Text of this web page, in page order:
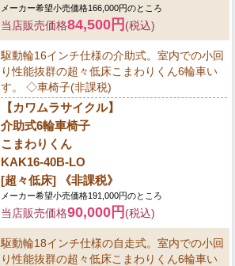
メーカー希望小売価格166,000円のところ
当店販売価格84,500円 (税込)
駆動輪16インチ仕様の介助式。室内での小回
り性能抜群の超々低床こまわりくん6輪車い
す。 ◇車椅子(非課税)
【カワムラサイクル】
介助式6輪車椅子
こまわりくん
KAK16-40B-LO
[超々低床] 《非課税》
メーカー希望小売価格191,000円のところ
当店販売価格90,000円 (税込)
駆動輪18インチ仕様の自走式。室内での小回
り性能抜群の超々低床こまわりくん6輪車い